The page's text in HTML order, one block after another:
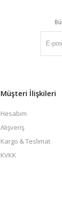
Müşteri İlişkileri
Hesabım
Alışveriş
Kargo & Teslimat
KVKK